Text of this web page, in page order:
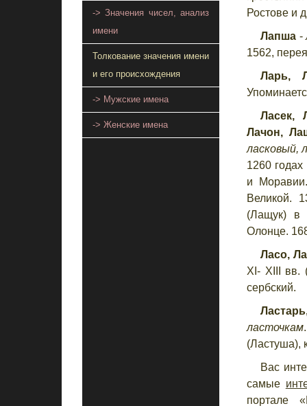
Ростове и
Лапша -
1562,
Ларь,
Ласек,
Лачон,
ласковый,
1260
и
Великой.
(Лащук) в
Олонце.
Ласо,
XI- XIII вв.
сербский.
ласточкам
(Ластуша),
Вас
самые
портале
-> Значения чисел, анализ
имени
Толкование значения имени
и его происхождения
-> Мужские имена
-> Женские имена